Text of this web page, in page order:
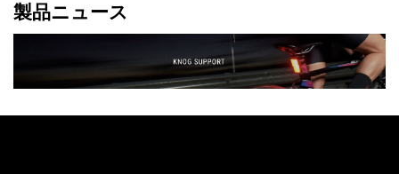
製品ニュース